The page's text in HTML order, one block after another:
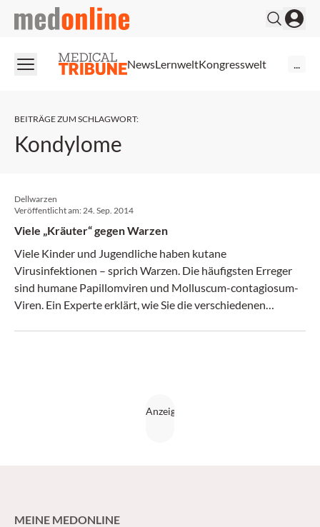
medonline
NewsLernweltKongresswelt
BEITRÄGE ZUM SCHLAGWORT:
Kondylome
Dellwarzen
Veröffentlicht am:24. Sep. 2014
Viele „Kräuter“ gegen Warzen
Viele Kinder und Jugendliche haben kutane
Virusinfektionen – sprich Warzen. Die häufigsten Erreger
sind humane Papillomviren und Molluscum-contagiosum-
Viren. Ein Experte erklärt, wie Sie die verschiedenen
MEINE MEDONLINE